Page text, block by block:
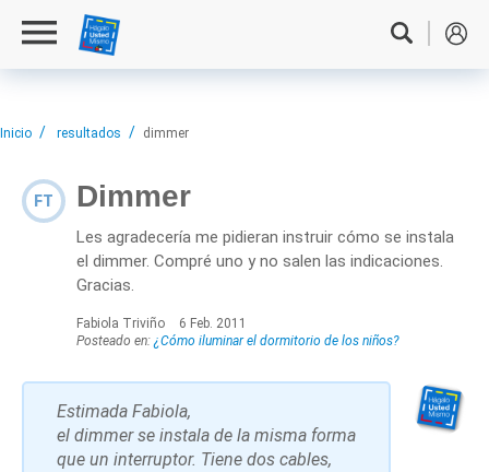
Inicio resultados dimmer
FT Dimmer
Les agradecería me pidieran instruir cómo se instala
el dimmer. Compré uno y no salen las indicaciones.
Gracias.
Fabiola Triviño
6 Feb. 2011
Posteado en: ¿Cómo iluminar el dormitorio de los niños?
Estimada Fabiola,
el dimmer se instala de la misma forma
que un interruptor. Tiene dos cables,